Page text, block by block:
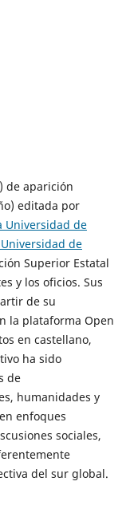
de aparición
editada por
Universidad de
Universidad de
Superior Estatal
y los oficios. Sus
de su
la plataforma Open
en castellano,
ha sido
de
humanidades y
enfoques
sociales,
del sur global.